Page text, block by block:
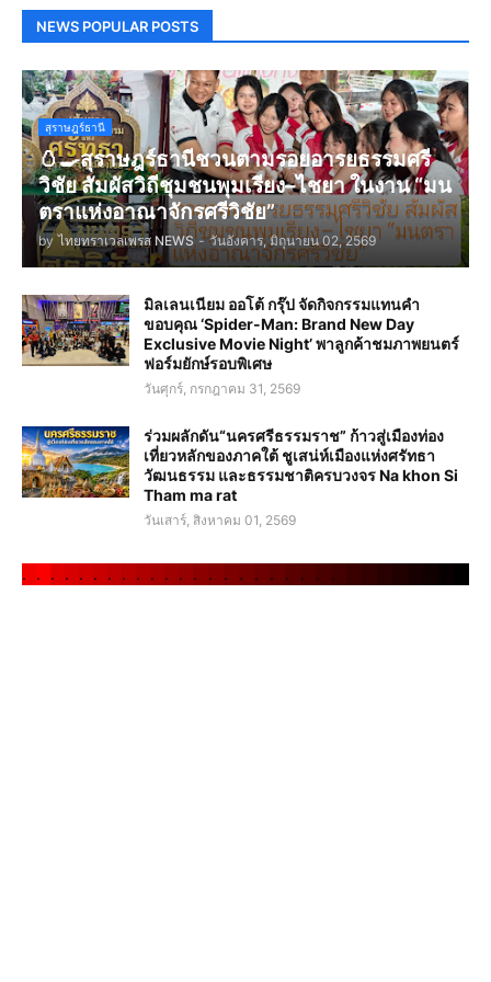
NEWS POPULAR POSTS
สุราษฎร์ธานี
🥚🍳สุราษฎร์ธานีชวนตามรอยอารยธรรมศรี
วิชัย สัมผัสวิถีชุมชนพุมเรียง–ไชยา ในงาน “มน
ตราแห่งอาณาจักรศรีวิชัย”
by ไทยทราเวลเพรส NEWS - วันอังคาร, มิถุนายน 02, 2569
มิลเลนเนียม ออโต้ กรุ๊ป จัดกิจกรรมแทนคำ
ขอบคุณ ‘Spider-Man: Brand New Day
Exclusive Movie Night’ พาลูกค้าชมภาพยนตร์
ฟอร์มยักษ์รอบพิเศษ
วันศุกร์, กรกฎาคม 31, 2569
ร่วมผลักดัน“นครศรีธรรมราช” ก้าวสู่เมืองท่อง
เที่ยวหลักของภาคใต้ ชูเสน่ห์เมืองแห่งศรัทธา
วัฒนธรรม และธรรมชาติครบวงจร Na khon Si
Tham ma rat
วันเสาร์, สิงหาคม 01, 2569
. . . . . . . . . . . . . . . . . . . . . . .